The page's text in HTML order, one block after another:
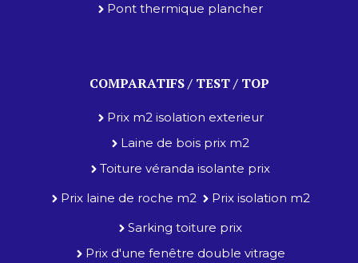
Pont thermique plancher
COMPARATIFS / TEST / TOP
Prix m2 isolation exterieur
Laine de bois prix m2
Toiture véranda isolante prix
Prix laine de roche m2
Prix isolation m2
Sarking toiture prix
Prix d'une fenêtre double vitrage